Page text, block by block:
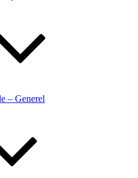
– Generel